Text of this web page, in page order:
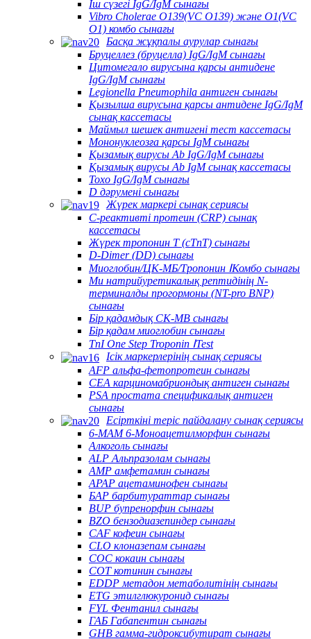
Іш сүзегі IgG/IgM сынағы
Vibro Cholerae O139(VC O139) және O1(VC
O1) комбо сынағы
Басқа жұқпалы аурулар сынағы
Бруцеллез (бруцелла) IgG/IgM сынағы
Цитомегало вирусына қарсы антидене
IgG/IgM сынағы
Legionella Pneumophila антиген сынағы
Қызылша вирусына қарсы антидене IgG/IgM
сынақ кассетасы
Маймыл шешек антигені тест кассетасы
Мононуклеозға қарсы IgM сынағы
Қызамық вирусы Ab IgG/IgM сынағы
Қызамық вирусы Ab IgM сынақ кассетасы
Toxo IgG/IgM сынағы
D дәрумені сынағы
Жүрек маркері сынақ сериясы
C-реактивті протеин (CRP) сынақ
кассетасы
Жүрек тропонин T (cTnT) сынағы
D-Dimer (DD) сынағы
Миоглобин/ЦК-МБ/Тропонин ⅠКомбо сынағы
Ми натрийуретикалық рептидінің N-
терминалды прогормоны (NT-pro BNP)
сынағы
Бір қадамдық CK-MB сынағы
Бір қадам миоглобин сынағы
TnI One Step Troponin ⅠTest
Ісік маркерлерінің сынақ сериясы
AFP альфа-фетопротеин сынағы
CEA карциномабриондық антиген сынағы
PSA простата спецификалық антиген
сынағы
Есірткіні теріс пайдалану сынақ сериясы
6-MAM 6-Моноацетилморфин сынағы
Алкоголь сынағы
ALP Альпразолам сынағы
AMP амфетамин сынағы
APAP ацетаминофен сынағы
БАР барбитураттар сынағы
BUP бупренорфин сынағы
BZO бензодиазепиндер сынағы
CAF кофеин сынағы
CLO клоназепам сынағы
COC кокаин сынағы
COT котинин сынағы
EDDP метадон метаболитінің сынағы
ETG этилглюкуронид сынағы
FYL Фентанил сынағы
ГАБ Габапентин сынағы
GHB гамма-гидроксибутират сынағы